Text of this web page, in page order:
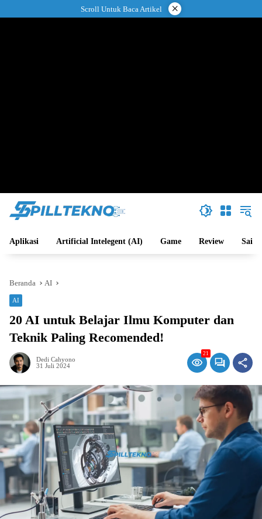
ke
Scroll Untuk Baca Artikel ×
Aplikasi Artificial Intelegent (AI) Game Review Sains
Beranda AI
AI
20 AI untuk Belajar Ilmu Komputer dan
Teknik Paling Recomended!
Dedi Cahyono
31 Juli 2024
21